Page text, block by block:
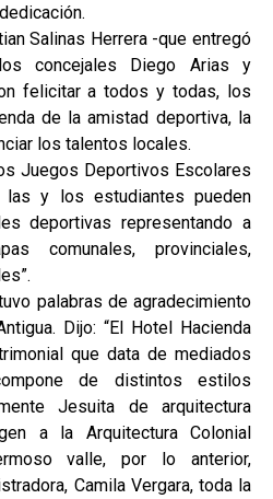
Salinas Herrera -que entregó
concejales Diego Arias y
felicitar a todos y todas, los
de la amistad deportiva, la
los talentos locales.
Juegos Deportivos Escolares
las y los estudiantes pueden
deportivas representando a
comunales, provinciales,
palabras de agradecimiento
Dijo: “El Hotel Hacienda
que data de mediados
de distintos estilos
Jesuita de arquitectura
a la Arquitectura Colonial
valle, por lo anterior,
Camila Vergara, toda la